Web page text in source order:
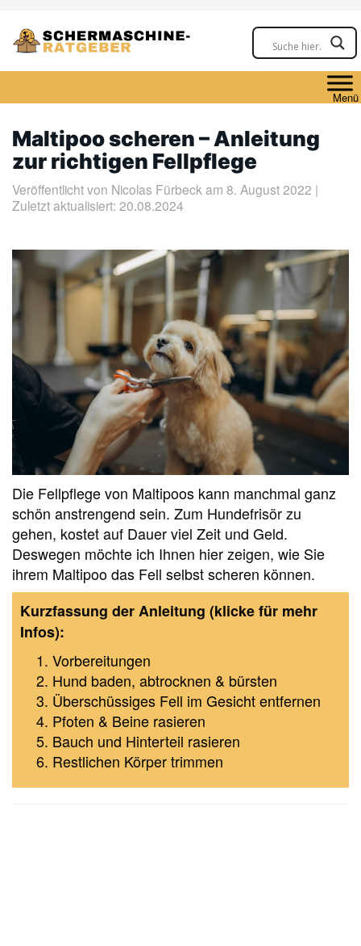
main
content
Menü
Maltipoo scheren – Anleitung
zur richtigen Fellpflege
Veröffentlicht von Nicolas Fürbeck am 8. August 2022 |
Zuletzt aktualisiert: 20.08.2024
Die Fellpflege von Maltipoos kann manchmal ganz
schön anstrengend sein. Zum Hundefrisör zu
gehen, kostet auf Dauer viel Zeit und Geld.
Deswegen möchte ich Ihnen hier zeigen, wie Sie
ihrem Maltipoo das Fell selbst scheren können.
Kurzfassung der Anleitung (klicke für mehr
Infos):
Vorbereitungen
Hund baden, abtrocknen & bürsten
Überschüssiges Fell im Gesicht entfernen
Pfoten & Beine rasieren
Bauch und Hinterteil rasieren
Restlichen Körper trimmen